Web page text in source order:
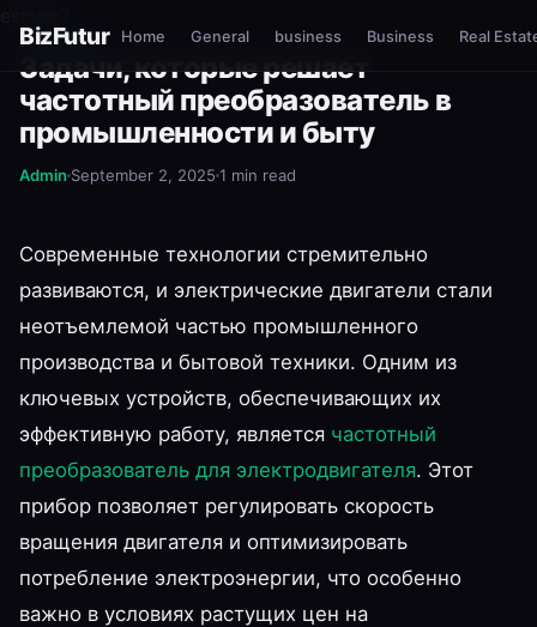
BizFutur Home General business Business Real
GENERAL
Задачи, которые решает
частотный преобразователь в
промышленности и быту
Admin September 2, 2025 1 min read
Современные технологии стремительно
развиваются, и электрические двигатели стали
неотъемлемой частью промышленного
производства и бытовой техники. Одним из
ключевых устройств, обеспечивающих их
эффективную работу, является частотный
преобразователь для электродвигателя. Этот
прибор позволяет регулировать скорость
вращения двигателя и оптимизировать
потребление электроэнергии, что особенно
важно в условиях растущих цен на